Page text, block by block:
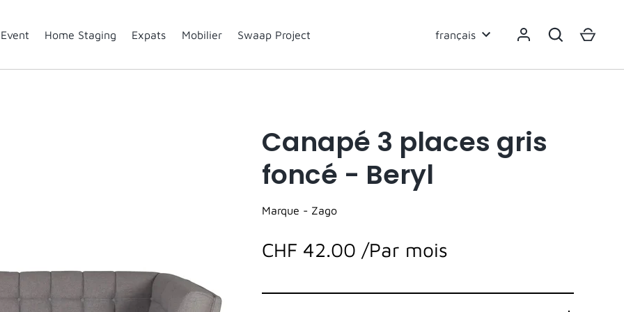
Event Home Staging Expats Mobilier Swaap Project Langue
français
Canapé 3 places gris
foncé - Beryl
Marque - Zago
CHF 42.00 /Par mois